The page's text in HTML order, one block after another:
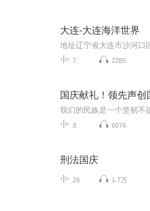
大连-大连海洋世界
7 2285
国庆献礼！领先声创
8 6076
刑法国庆
26 1.7万